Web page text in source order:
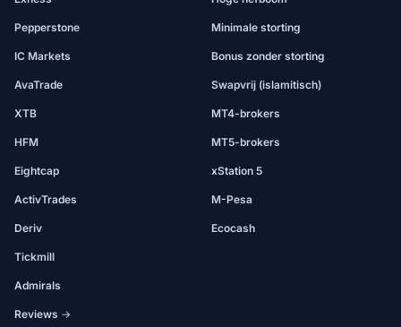
Pepperstone
IC Markets
AvaTrade
XTB
HFM
Eightcap
ActivTrades
Deriv
Tickmill
Admirals
Reviews →
Minimale storting
Bonus zonder storting
Swapvrij (islamitisch)
MT4-brokers
MT5-brokers
xStation 5
M-Pesa
Ecocash